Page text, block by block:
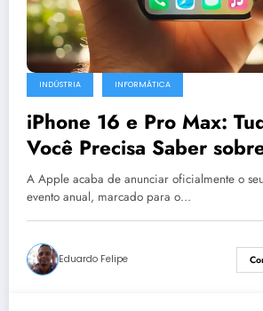
INDÚSTRIA INFORMÁTICA
iPhone 16 e Pro Max:
Você Precisa Saber
Lançamento da Apple
A Apple acaba de anunciar oficialmente o
evento anual, marcado para o…
Eduardo Felipe